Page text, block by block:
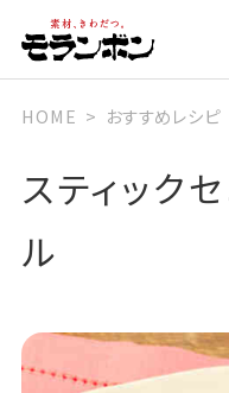
HOME おすすめレシピ
スティック
ル